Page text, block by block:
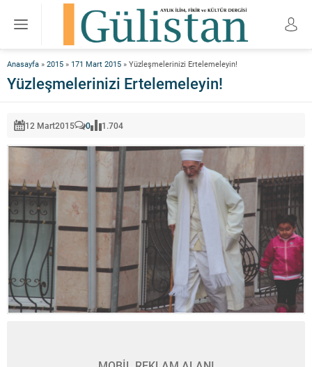
Anasayfa » 2015 » 171 Mart 2015 » Yüzleşmelerinizi Ertelemeleyin!
Yüzleşmelerinizi Ertelemeleyin!
12 Mart2015 0 1.704